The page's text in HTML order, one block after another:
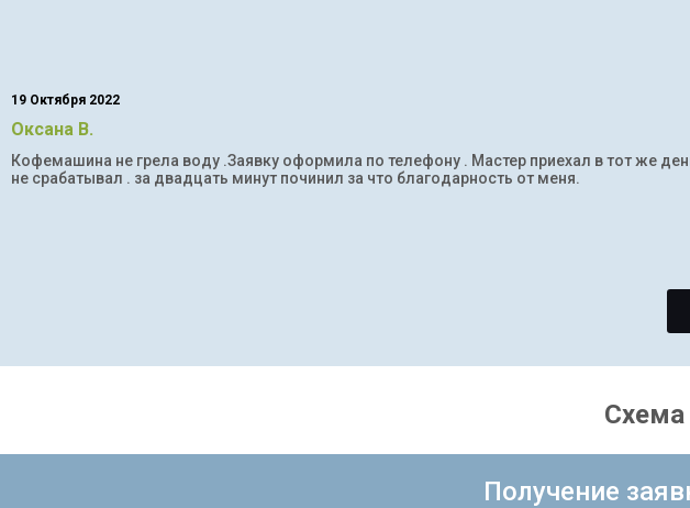
19 Октября 2022
Оксана В.
Кофемашина не грела воду .Заявку оформила по телефону . Мастер приехал в тот же
не срабатывал . за двадцать минут починил за что благодарность от меня.
Получение